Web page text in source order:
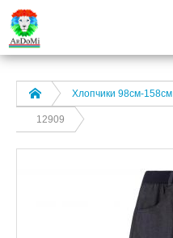
Хлопчики 98см-158см
12909